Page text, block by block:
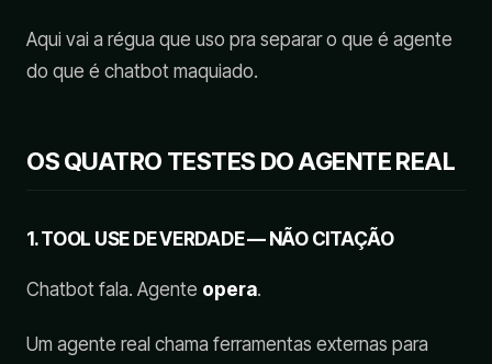
Aqui vai a régua que uso pra separar o que é agente
do que é chatbot maquiado.
OS QUATRO TESTES DO AGENTE REAL
1. TOOL USE DE VERDADE — NÃO CITAÇÃO
Chatbot fala. Agente opera.
Um agente real chama ferramentas externas para